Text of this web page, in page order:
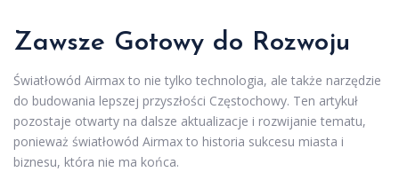
Zawsze Gotowy do Rozwoju
Światłowód Airmax to nie tylko technologia, ale także narzędzie
do budowania lepszej przyszłości Częstochowy. Ten artykuł
pozostaje otwarty na dalsze aktualizacje i rozwijanie tematu,
ponieważ światłowód Airmax to historia sukcesu miasta i
biznesu, która nie ma końca.